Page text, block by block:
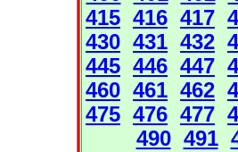
415 416 417
430 431 432
445 446 447
460 461 462
475 476 477
490 491